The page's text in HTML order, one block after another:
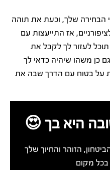
הבחירה שלך, וכעת את תוהה
אז התייעצות עם
תוכל לעזור לך לקבל את
כן משהו שיהיה כדאי לך
על בטוח עם הדרך שבה את
היא בך 😍
הזוהר והחיוך שלך
בכל מקום